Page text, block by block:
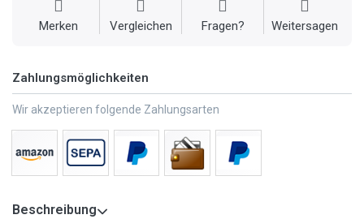
Merken Vergleichen Fragen? Weitersagen
Zahlungsmöglichkeiten
Wir akzeptieren folgende Zahlungsarten
Beschreibung